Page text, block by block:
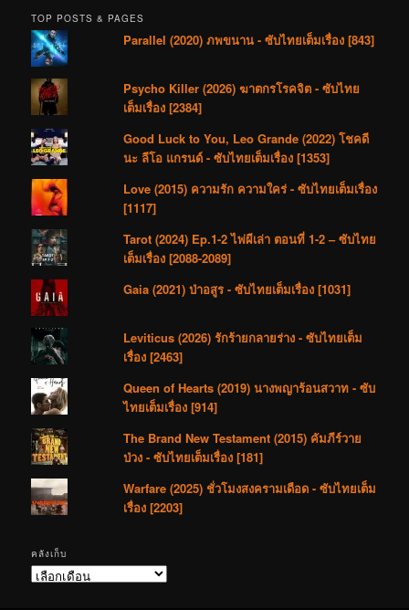
TOP POSTS & PAGES
Parallel (2020) ภพขนาน - ซับไทยเต็มเรื่อง [843]
Psycho Killer (2026) ฆาตกรโรคจิต - ซับไทย
เต็มเรื่อง [2384]
Good Luck to You, Leo Grande (2022) โชคดี
นะ ลีโอ แกรนด์ - ซับไทยเต็มเรื่อง [1353]
Love (2015) ความรัก ความใคร่ - ซับไทยเต็มเรื่อง
[1117]
Tarot (2024) Ep.1-2 ไพ่ผีเล่า ตอนที่ 1-2 – ซับไทย
เต็มเรื่อง [2088-2089]
Gaia (2021) ป่าอสูร - ซับไทยเต็มเรื่อง [1031]
Leviticus (2026) รักร้ายกลายร่าง - ซับไทยเต็ม
เรื่อง [2463]
Queen of Hearts (2019) นางพญาร้อนสวาท - ซับ
ไทยเต็มเรื่อง [914]
The Brand New Testament (2015) คัมภีร์วาย
ป่วง - ซับไทยเต็มเรื่อง [181]
Warfare (2025) ชั่วโมงสงครามเดือด - ซับไทยเต็ม
เรื่อง [2203]
คลังเก็บ
คลัง